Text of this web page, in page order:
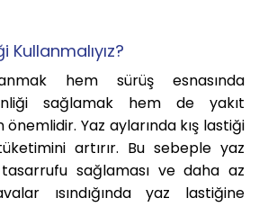
Kullanmalıyız?
hem sürüş esnasında
sağlamak hem de yakıt
Yaz aylarında kış lastiği
artırır. Bu sebeple yaz
sağlaması ve daha az
ısındığında yaz lastiğine